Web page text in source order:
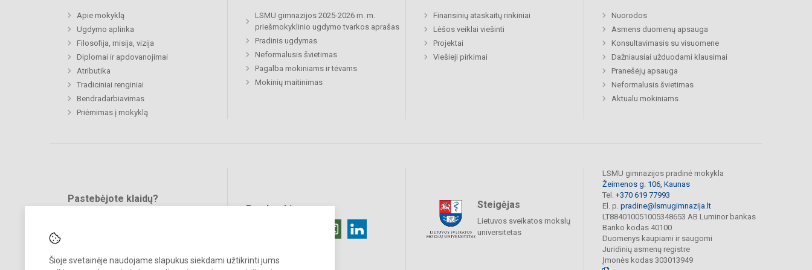
Šioje svetainėje naudojame slapukus siekdami užtikrinti jums
Apie mokyklą
Ugdymo aplinka
Filosofija, misija, vizija
Diplomai ir apdovanojimai
Atributika
Tradiciniai renginiai
Bendradarbiavimas
Priėmimas į mokyklą
LSMU gimnazijos 2025-2026 m. m.
priešmokyklinio ugdymo tvarkos aprašas
Pradinis ugdymas
Neformalusis švietimas
Pagalba mokiniams ir tėvams
Mokinių maitinimas
Finansinių ataskaitų rinkiniai
Lėšos veiklai viešinti
Projektai
Viešieji pirkimai
Nuorodos
Asmens duomenų apsauga
Konsultavimasis su visuomene
Dažniausiai užduodami klausimai
Pranešėjų apsauga
Neformalusis švietimas
Aktualu mokiniams
Pastebėjote klaidų?
Bendraukime Steigėjas
Lietuvos sveikatos mokslų
universitetas
LSMU gimnazijos pradinė mokykla
Žeimenos g. 106, Kaunas
Tel. +370 619 77993
El. p. pradine@lsmugimnazija.lt
LT884010051005348653 AB Luminor bankas
Banko kodas 40100
Duomenys kaupiami ir saugomi
Juridinių asmenų registre
Įmonės kodas 303013949